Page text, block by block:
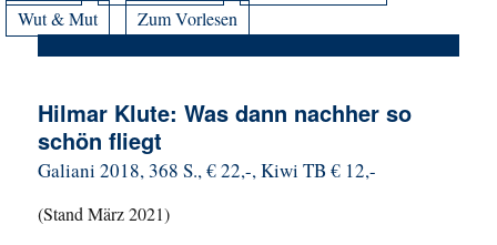
Wut & Mut
Zum Vorlesen
Hilmar Klute: Was dann nachher so
schön fliegt
Galiani 2018, 368 S., € 22,-, Kiwi TB € 12,-
(Stand März 2021)